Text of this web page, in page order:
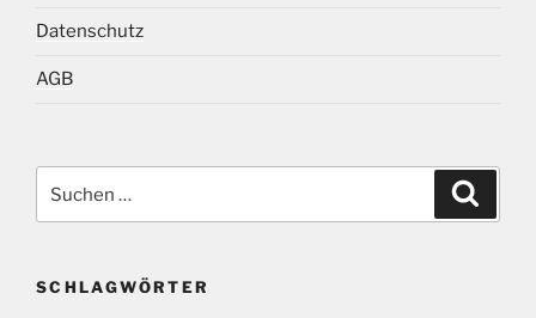
Datenschutz
AGB
nach:
SCHLAGWÖRTER